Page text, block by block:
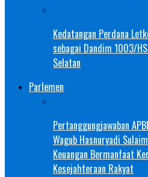
Kedatangan Perdana
sebagai Dandim 1003/
Selatan
Parlemen
Pertanggungjawaban
Wagub Hasnuryadi
Keuangan Bermanfaat
Kesejahteraan Rakyat